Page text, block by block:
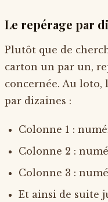
Le repérage par
Plutôt que de
carton un par un,
concernée. Au loto,
par dizaines :
Colonne 1 :
Colonne 2 :
Colonne 3 :
Et ainsi de suite